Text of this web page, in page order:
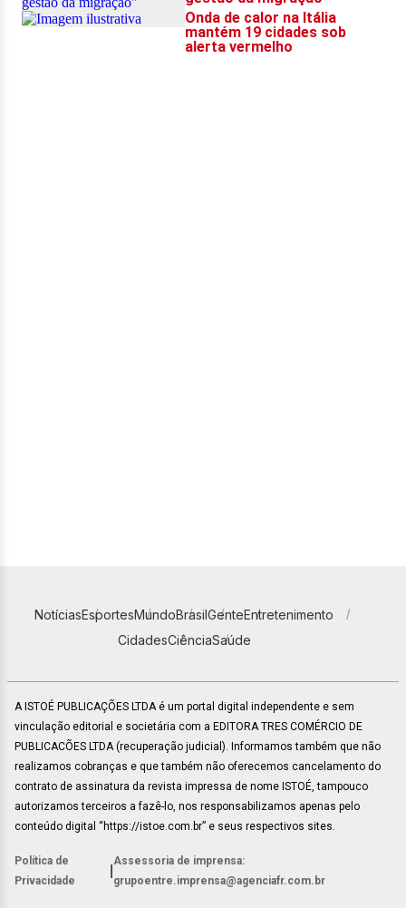
NotíciasEsportesMundoBrasilGenteEntretenimento
CidadesCiênciaSaúde
A ISTOÉ PUBLICAÇÕES LTDA é um portal digital independente e sem
vinculação editorial e societária com a EDITORA TRES COMÉRCIO DE
PUBLICACÕES LTDA (recuperação judicial). Informamos também que não
realizamos cobranças e que também não oferecemos cancelamento do
contrato de assinatura da revista impressa de nome ISTOÉ, tampouco
autorizamos terceiros a fazê-lo, nos responsabilizamos apenas pelo
conteúdo digital “https://istoe.com.br” e seus respectivos sites.
Política de
Privacidade
Assessoria de imprensa:
grupoentre.imprensa@agenciafr.com.br